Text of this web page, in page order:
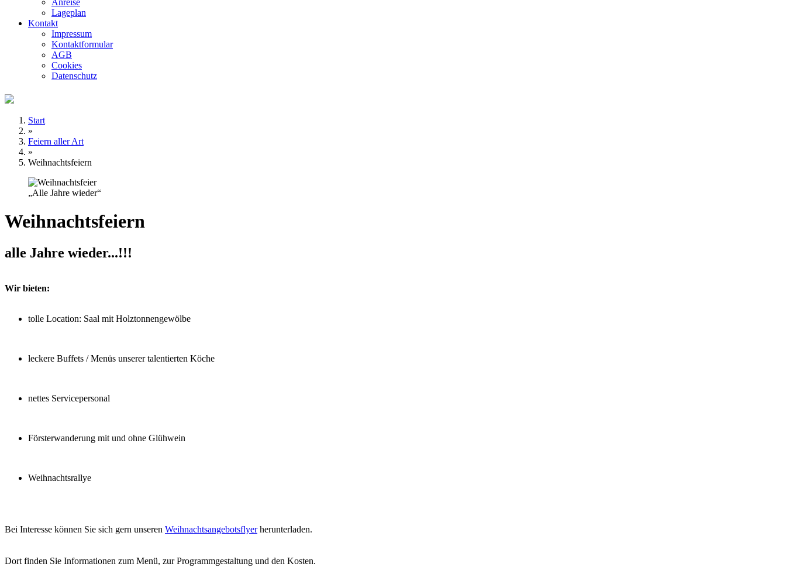
Anreise
Lageplan
Kontakt
Impressum
Kontaktformular
AGB
Cookies
Datenschutz
Start
»
Feiern aller Art
»
Weihnachtsfeiern
„Alle Jahre wieder“
Weihnachtsfeiern
alle Jahre wieder...!!!
Wir bieten:
tolle Location: Saal mit Holztonnengewölbe
leckere Buffets / Menüs unserer talentierten Köche
nettes Servicepersonal
Försterwanderung mit und ohne Glühwein
Weihnachtsrallye
Bei Interesse können Sie sich gern unseren Weihnachtsangebotsflyerherunterladen.
Dort finden Sie Informationen zum Menü, zur Programmgestaltung und den Kosten.